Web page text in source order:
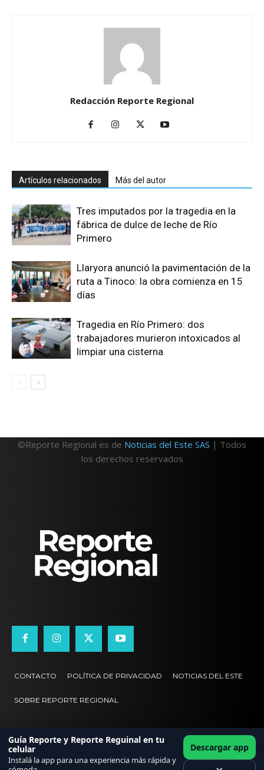
Redacción Reporte Regional
Artículos relacionados Más del autor
Tres imputados por la tragedia en la
fábrica de dulce de leche de Río
Primero
Llaryora anunció la pavimentación de la
ruta a Tinoco: la obra comienza en 15
días
Tragedia en Río Primero: dos
trabajadores murieron intoxicados al
limpiar una cisterna
©Reporte Regional es de Noticias del Este SAS | Todos
los derechos reservados
CONTACTO POLÍTICA DE PRIVACIDAD NOTICIAS DEL ESTE
SOBRE REPORTE REGIONAL
Guía Reporte y Reporte Reguinal en tu
celular
Instalá la app para una experiencia más rápida y
Descargar app